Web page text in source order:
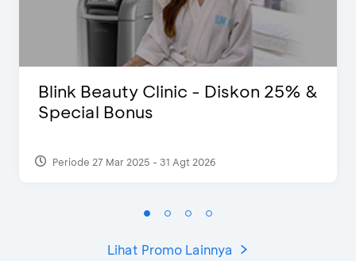
Blink Beauty Clinic - Diskon 25% &
Special Bonus
Periode 27 Mar 2025 - 31 Agt 2026
Lihat Promo Lainnya